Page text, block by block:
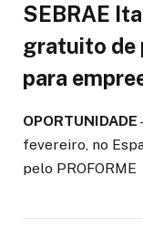
SEBRAE
gratuito de
para
OPORTUNIDADE
fevereiro, no
pelo PROFORME